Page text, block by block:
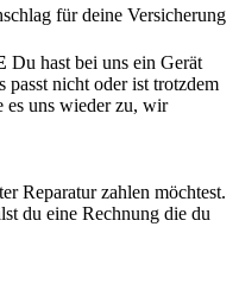
für deine Versicherung
Du hast bei uns ein Gerät
passt nicht oder ist trotzdem
es uns wieder zu, wir
Reparatur zahlen möchtest.
du eine Rechnung die du